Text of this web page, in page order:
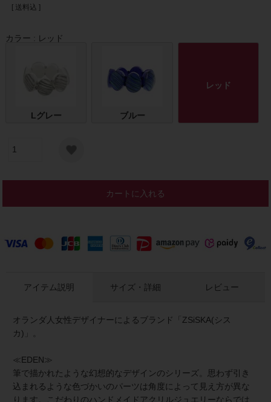
送料込
カラー レッド
Lグレー ブルー
レッド
カートに入れる
アイテム説明
オランダ人女性デザイナーによるブランド「ZSiSKA(シス
カ)」。
≪EDEN≫
筆で描かれたような幻想的なデザインのシリーズ。思わず引き
込まれるような色づかいのパーツは角度によって見え方が異な
ります。こだわりのハンドメイドアクリルジュエリーならでは
サイズ・詳細 レビュー